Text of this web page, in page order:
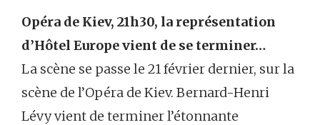
Opéra de Kiev, 21h30, la représentation
d’Hôtel Europe vient de se terminer…
La scène se passe le 21 février dernier, sur la
scène de l’Opéra de Kiev. Bernard-Henri
Lévy vient de terminer l’étonnante